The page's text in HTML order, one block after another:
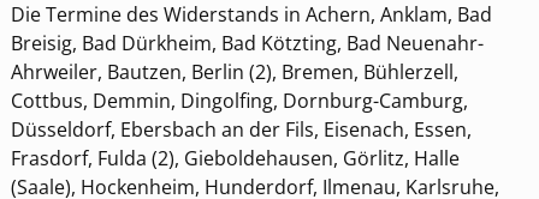
Die Termine des Widerstands in Achern, Anklam, Bad
Breisig, Bad Dürkheim, Bad Kötzting, Bad Neuenahr-
Ahrweiler, Bautzen, Berlin (2), Bremen, Bühlerzell,
Cottbus, Demmin, Dingolfing, Dornburg-Camburg,
Düsseldorf, Ebersbach an der Fils, Eisenach, Essen,
Frasdorf, Fulda (2), Gieboldehausen, Görlitz, Halle
(Saale), Hockenheim, Hunderdorf, Ilmenau, Karlsruhe,